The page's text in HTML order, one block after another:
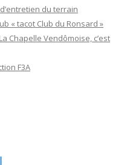
du terrain
« tacot Club du Ronsard »
Chapelle Vendômoise, c’est
F3A